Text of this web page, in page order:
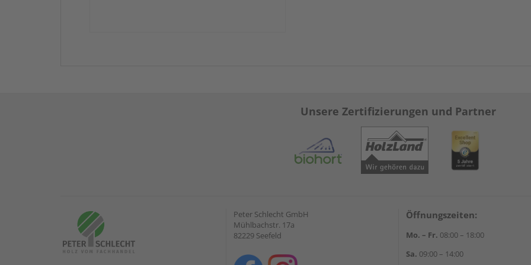
Unsere Zertifizierungen und Partner
Peter Schlecht GmbH
Mühlbachstr. 17a
82229 Seefeld
Öffnungszeiten:
Mo. – Fr. 08:00 – 18:00
Sa. 09:00 – 14:00